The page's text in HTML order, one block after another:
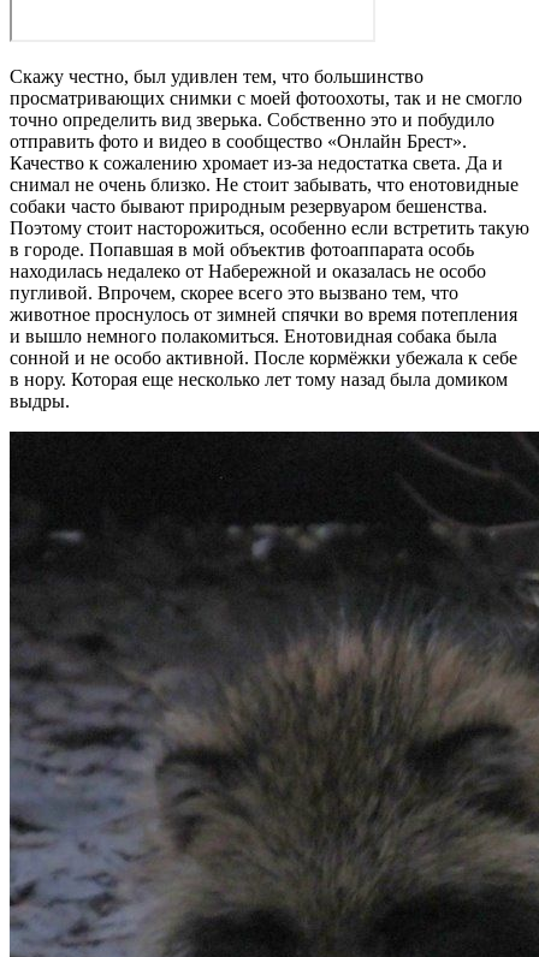
Скажу честно, был удивлен тем, что большинство
просматривающих снимки с моей фотоохоты, так и не смогло
точно определить вид зверька. Собственно это и побудило
отправить фото и видео в сообщество «Онлайн Брест».
Качество к сожалению хромает из-за недостатка света. Да и
снимал не очень близко. Не стоит забывать, что енотовидные
собаки часто бывают природным резервуаром бешенства.
Поэтому стоит насторожиться, особенно если встретить такую
в городе. Попавшая в мой объектив фотоаппарата особь
находилась недалеко от Набережной и оказалась не особо
пугливой. Впрочем, скорее всего это вызвано тем, что
животное проснулось от зимней спячки во время потепления
и вышло немного полакомиться. Енотовидная собака была
сонной и не особо активной. После кормёжки убежала к себе
в нору. Которая еще несколько лет тому назад была домиком
выдры.